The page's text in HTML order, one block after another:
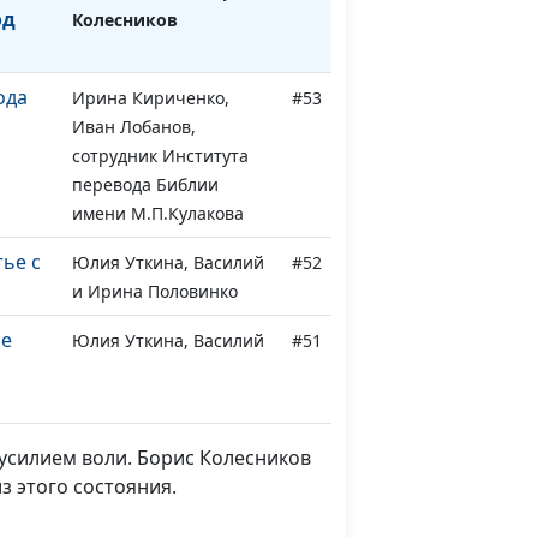
Колесников
Ирина Кириченко,
Иван Лобанов,
сотрудник Института
перевода Библии
имени М.П.Кулакова
#53
с
Юлия Уткина, Василий
и Ирина Половинко
#52
Юлия Уткина, Василий
#51
Юлия Уткина, Лариса
Решетова и группа
«Плюс бесконечность»
#50
воли. Борис Колесников
состояния.